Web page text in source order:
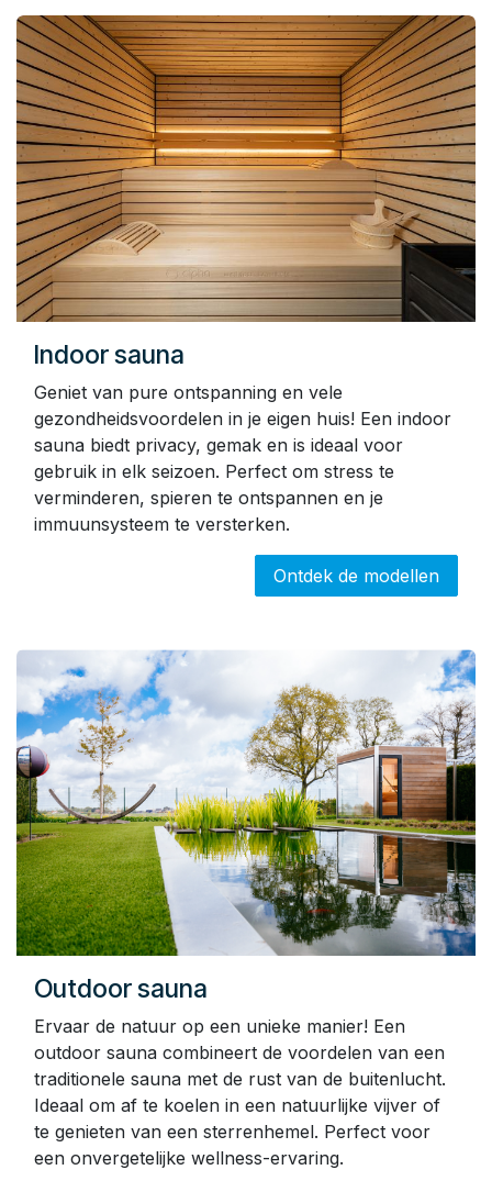
Indoor sauna
Geniet van pure ontspanning en vele
gezondheidsvoordelen in je eigen huis! Een indoor
sauna biedt privacy, gemak en is ideaal voor
gebruik in elk seizoen. Perfect om stress te
verminderen, spieren te ontspannen en je
immuunsysteem te versterken.
Ontdek de modellen
Outdoor sauna
Ervaar de natuur op een unieke manier! Een
outdoor sauna combineert de voordelen van een
traditionele sauna met de rust van de buitenlucht.
Ideaal om af te koelen in een natuurlijke vijver of
te genieten van een sterrenhemel. Perfect voor
een onvergetelijke wellness-ervaring.